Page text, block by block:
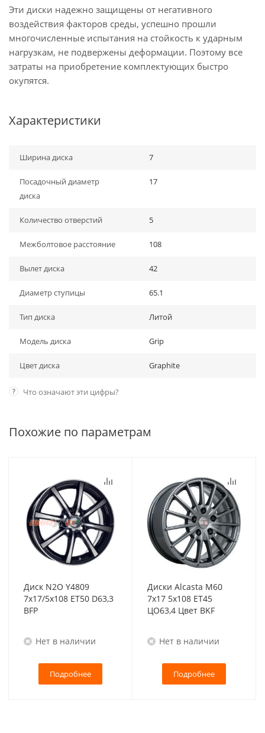
Эти диски надежно защищены от негативного
воздействия факторов среды, успешно прошли
многочисленные испытания на стойкость к ударным
нагрузкам, не подвержены деформации. Поэтому все
затраты на приобретение комплектующих быстро
окупятся.
Характеристики
Ширина диска 7
Посадочный диаметр
диска
17
Количество отверстий 5
Межболтовое расстояние 108
Вылет диска 42
Диаметр ступицы 65.1
Тип диска Литой
Модель диска Grip
Цвет диска Graphite
? Что означают эти цифры?
Похожие по параметрам
Диск N2O Y4809
7x17/5x108 ET50 D63,3
BFP
Нет в наличии
Подробнее
Диски Alcasta M60
7x17 5x108 ET45
ЦО63,4 Цвет BKF
Нет в наличии
Подробнее